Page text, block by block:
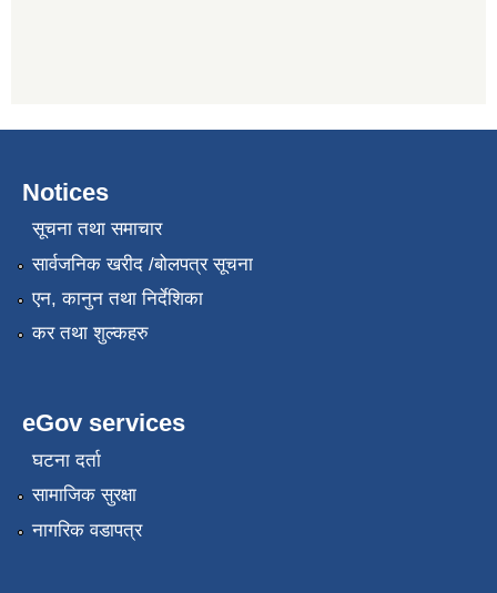
Notices
सूचना तथा समाचार
सार्वजनिक खरीद /बोलपत्र सूचना
एन, कानुन तथा निर्देशिका
कर तथा शुल्कहरु
eGov services
घटना दर्ता
सामाजिक सुरक्षा
नागरिक वडापत्र